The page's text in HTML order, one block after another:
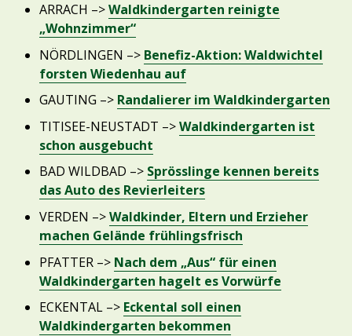
ARRACH –>Waldkindergarten reinigte
„Wohnzimmer“
NÖRDLINGEN –> Benefiz-Aktion: Waldwichtel
forsten Wiedenhau auf
GAUTING –> Randalierer im Waldkindergarten
TITISEE-NEUSTADT –>Waldkindergarten ist
schon ausgebucht
BAD WILDBAD –> Sprösslinge kennen bereits
das Auto des Revierleiters
VERDEN –>Waldkinder, Eltern und Erzieher
machen Gelände frühlingsfrisch
PFATTER –> Nach dem „Aus“ für einen
Waldkindergarten hagelt es Vorwürfe
ECKENTAL –> Eckental soll einen
Waldkindergarten bekommen